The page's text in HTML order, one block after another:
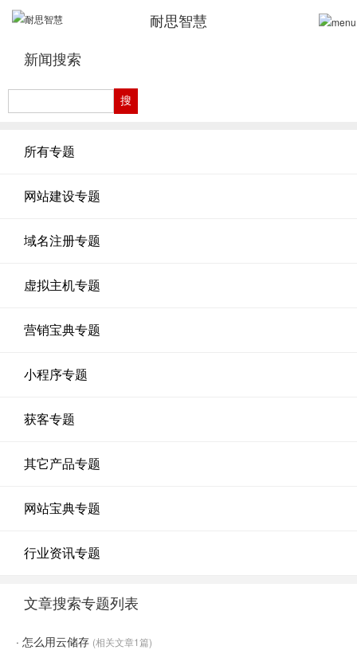
耐思智慧
新闻搜索
所有专题
网站建设专题
域名注册专题
虚拟主机专题
营销宝典专题
小程序专题
获客专题
其它产品专题
网站宝典专题
行业资讯专题
文章搜索专题列表
· 怎么用云储存 (相关文章1篇)